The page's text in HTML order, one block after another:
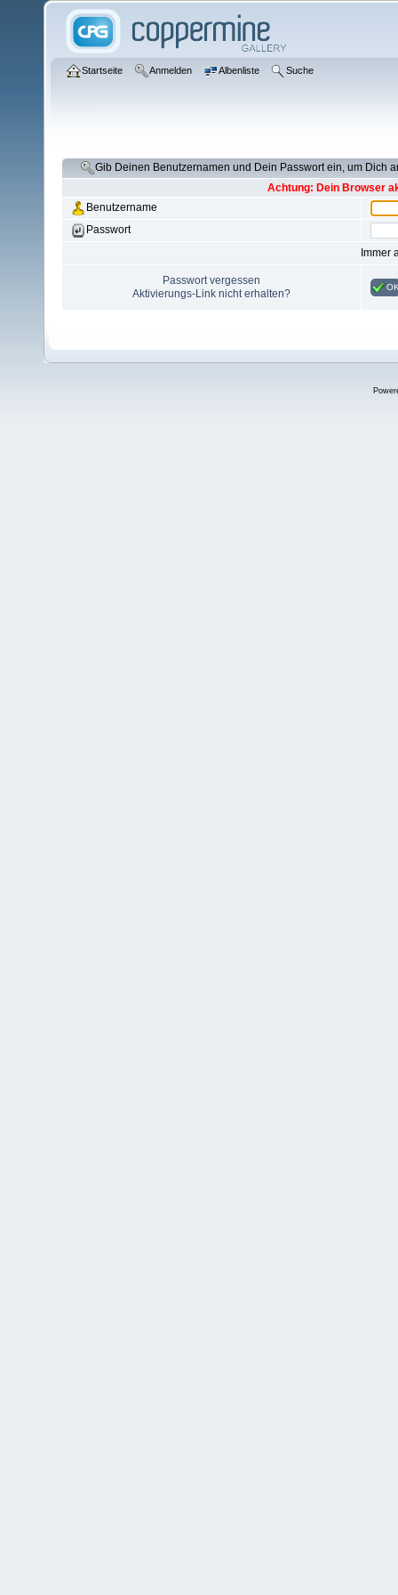
Startseite Anmelden Albenliste Suche
Gib Deinen Benutzernamen und Dein Passwort ein, um Dich
Achtung: Dein Browser
Benutzername
Passwort
Immer
Passwort vergessen
Aktivierungs-Link nicht erhalten?